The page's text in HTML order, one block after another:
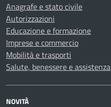
Anagrafe e stato civile
Autorizzazioni
Educazione e formazione
Imprese e commercio
Mobilità e trasporti
Salute, benessere e assistenza
NOVITÀ